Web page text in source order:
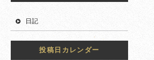
日記
投稿日カレンダー